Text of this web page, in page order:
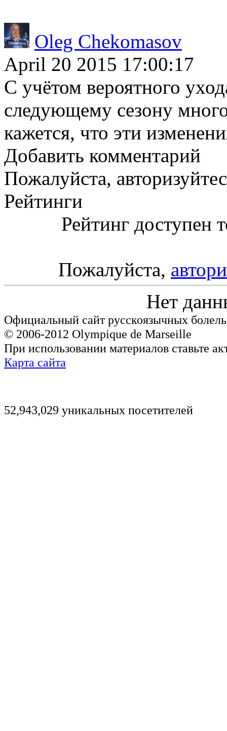
Oleg Chekomasov
April 20 2015 17:00:17
С учётом вероятного
следующему сезону
кажется, что эти
Добавить комментарий
Пожалуйста,
Рейтинги
Рейтинг доступен
Пожалуйста,
Нет
Официальный сайт русскоязычных
© 2006-2012 Olympique de Marseille
При использовании материалов ставьте
Карта сайта
52,943,029 уникальных посетителей